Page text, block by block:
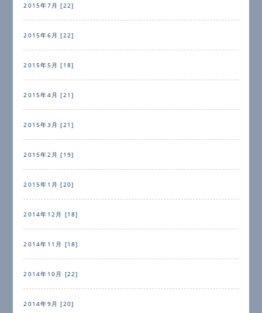
2015年7月 [22]
2015年6月 [22]
2015年5月 [18]
2015年4月 [21]
2015年3月 [21]
2015年2月 [19]
2015年1月 [20]
2014年12月 [18]
2014年11月 [18]
2014年10月 [22]
2014年9月 [20]